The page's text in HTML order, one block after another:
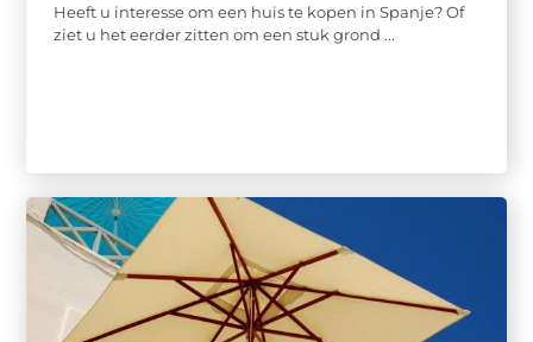
Heeft u interesse om een huis te kopen in Spanje? Of
ziet u het eerder zitten om een stuk grond ...